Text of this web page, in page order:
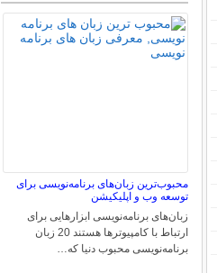
محبوب‌ترین زبان‌های برنامه‌نویسی برای
توسعه وب و اپلیکیشن
زبان‌های برنامه‌نویسی ابزارهایی برای
ارتباط با کامپیوترها هستند 20 زبان
برنامه‌نویسی محبوب دنیا که…